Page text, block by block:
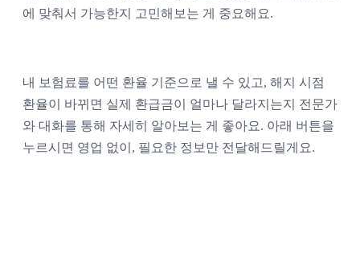
에 맞춰서 가능한지 고민해보는 게 중요해요.
내 보험료를 어떤 환율 기준으로 낼 수 있고, 해지 시점
환율이 바뀌면 실제 환급금이 얼마나 달라지는지 전문가
와 대화를 통해 자세히 알아보는 게 좋아요. 아래 버튼을
누르시면 영업 없이, 필요한 정보만 전달해드릴게요.